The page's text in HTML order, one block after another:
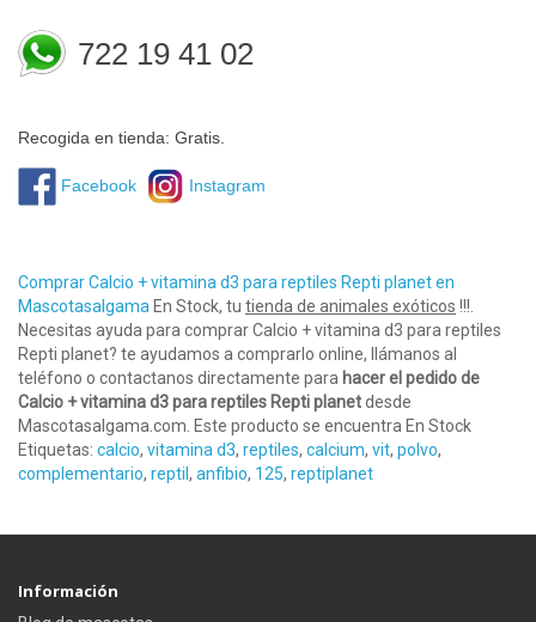
722 19 41 02
Recogida en tienda: Gratis.
Facebook Instagram
Comprar Calcio + vitamina d3 para reptiles Repti planet en
Mascotasalgama En Stock, tu tienda de animales exóticos !!!.
Necesitas ayuda para comprar Calcio + vitamina d3 para reptiles
Repti planet? te ayudamos a comprarlo online, llámanos al
teléfono o contactanos directamente para hacer el pedido de
Calcio + vitamina d3 para reptiles Repti planetdesde
Mascotasalgama.com. Este producto se encuentra En Stock
Etiquetas: calcio, vitamina d3, reptiles, calcium, vit, polvo,
complementario, reptil , anfibio, 125, reptiplanet
Información